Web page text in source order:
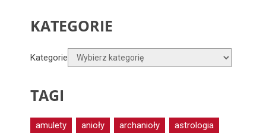
KATEGORIE
Kategorie
TAGI
amulety anioły archanioły
astrologia